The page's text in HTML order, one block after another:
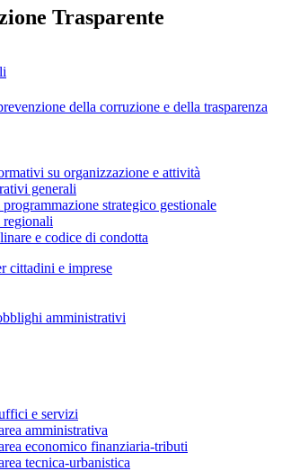
Trasparente
della corruzione e della trasparenza
su organizzazione e attività
generali
strategico gestionale
regionali
e codice di condotta
cittadini e imprese
amministrativi
e servizi
amministrativa
economico finanziaria-tributi
tecnica-urbanistica